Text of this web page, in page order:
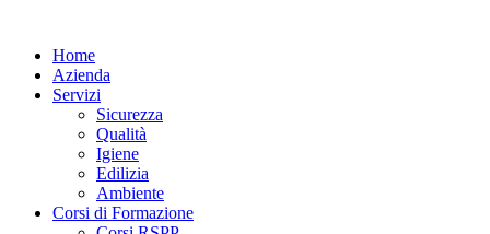
Home
Azienda
Servizi
Sicurezza
Qualità
Igiene
Edilizia
Ambiente
Corsi di Formazione